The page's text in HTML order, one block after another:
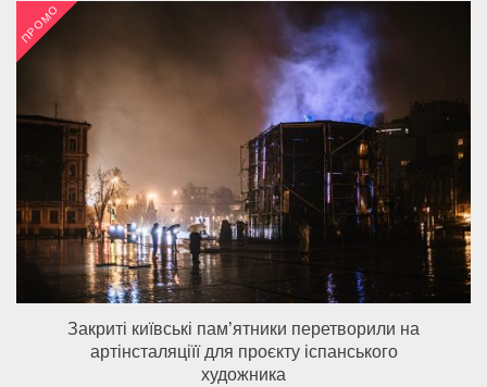
ПРОМО
Закриті київські пам’ятники перетворили на
артінсталяціїї для проєкту іспанського
художника